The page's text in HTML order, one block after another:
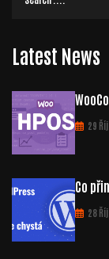
Latest News
29
Co
28